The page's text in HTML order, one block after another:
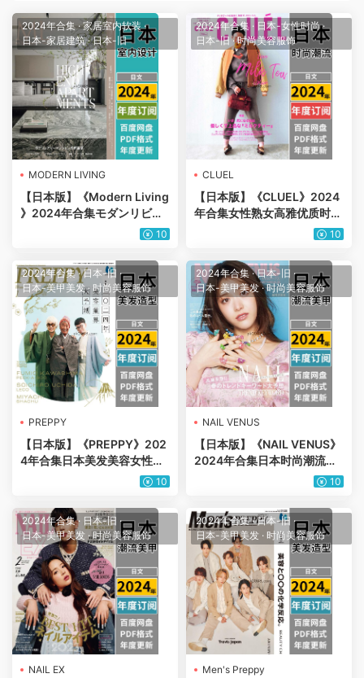
2024年合集·家居室内软装·
日本-家居建筑·日本-旧
MODERN LIVING
【日本版】《Modern Living
》2024年合集モダンリビン
グ現代生活的住宅和室內設計
10
2024年合集 · 日本-女性时尚·
日本-旧 ·时尚美容服饰
CLUEL
【日本版】《CLUEL》2024
年合集女性熟女高雅优质时尚
潮流穿搭服饰风格PDF杂志10
2024年合集·日本-旧 ·
日本-美甲美发· 时尚美容服饰
PREPPY
【日本版】《PREPPY》202
4年合集日本美发美容女性发
型造型创意pdf杂志（年订 10
2024年合集·日本-旧 ·
日本-美甲美发·时尚美容服饰
NAIL VENUS
【日本版】《NAIL VENUS》
2024年合集日本时尚潮流美
甲靓甲新款日系设计PDF杂志
10
2024年合集· 日本-旧 ·
日本-美甲美发 ·时尚美容服饰
NAIL EX
2024年合集·日本-旧 ·
日本-美甲美发 · 时尚美容服饰
Men's Preppy